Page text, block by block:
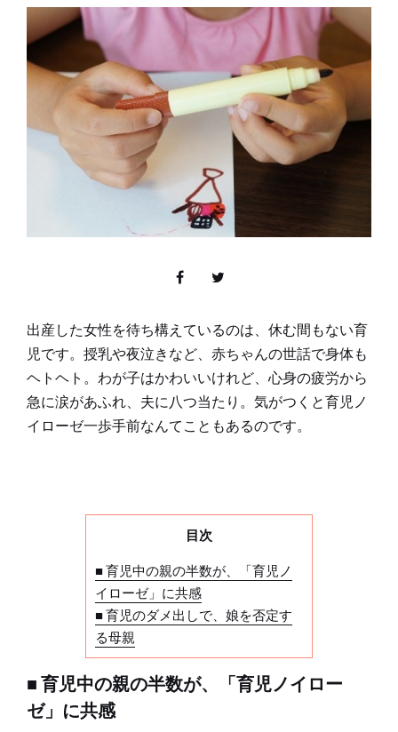
出産した女性を待ち構えているのは、休む間もない育
児です。授乳や夜泣きなど、赤ちゃんの世話で身体も
ヘトヘト。わが子はかわいいけれど、心身の疲労から
急に涙があふれ、夫に八つ当たり。気がつくと育児ノ
イローゼ一歩手前なんてこともあるのです。
目次
■ 育児中の親の半数が、「育児ノ
イローゼ」に共感
■ 育児のダメ出しで、娘を否定す
る母親
■ 育児中の親の半数が、「育児ノイロー
ゼ」に共感